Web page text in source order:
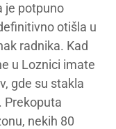
je potpuno
otišla u
radnika. Kad
u Loznici imate
gde su stakla
Prekoputa
nekih 80